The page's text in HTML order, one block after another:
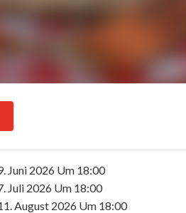
Juni 2026 Um 18:00
Juli 2026 Um 18:00
August 2026 Um 18:00